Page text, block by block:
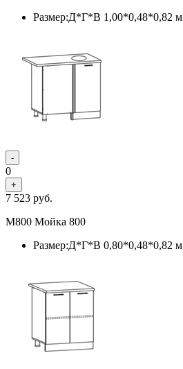
Размер:Д*Г*В 1,00*0,48*0,82 м
-
0
+
7 523 руб.
М800 Мойка 800
Размер:Д*Г*В 0,80*0,48*0,82 м